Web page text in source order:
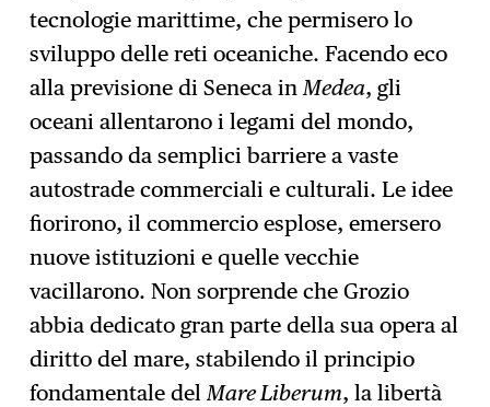
tecnologie marittime, che permisero lo
sviluppo delle reti oceaniche. Facendo eco
alla previsione di Seneca in Medea, gli
oceani allentarono i legami del mondo,
passando da semplici barriere a vaste
autostrade commerciali e culturali. Le idee
fiorirono, il commercio esplose, emersero
nuove istituzioni e quelle vecchie
vacillarono. Non sorprende che Grozio
abbia dedicato gran parte della sua opera al
diritto del mare, stabilendo il principio
fondamentale del Mare Liberum, la libertà